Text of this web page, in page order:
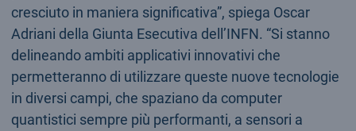
cresciuto in maniera significativa”, spiega Oscar
Adriani della Giunta Esecutiva dell’INFN. “Si stanno
delineando ambiti applicativi innovativi che
permetteranno di utilizzare queste nuove tecnologie
in diversi campi, che spaziano da computer
quantistici sempre più performanti, a sensori a